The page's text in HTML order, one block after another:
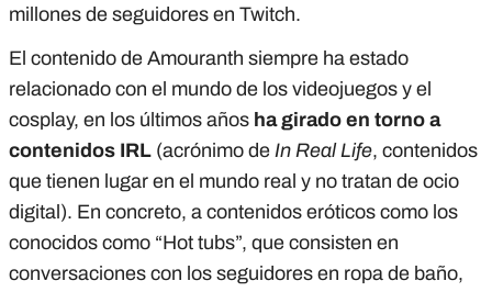
millones de seguidores en Twitch.
El contenido de Amouranth siempre ha estado
relacionado con el mundo de los videojuegos y el
cosplay, en los últimos años ha girado en torno a
contenidos IRL (acrónimo de In Real Life, contenidos
que tienen lugar en el mundo real y no tratan de ocio
digital). En concreto, a contenidos eróticos como los
conocidos como “Hot tubs”, que consisten en
conversaciones con los seguidores en ropa de baño,